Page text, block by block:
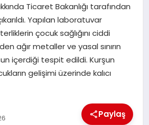
Ticaret Bakanlığı tarafından
Yapılan laboratuvar
çocuk sağlığını ciddi
ağır metaller ve yasal sınırın
içerdiği tespit edildi. Kurşun
gelişimi üzerinde kalıcı
Paylaş